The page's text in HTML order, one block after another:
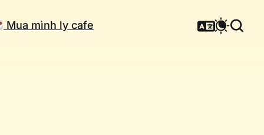
Mua mình ly cafe